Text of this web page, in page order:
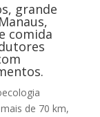
grande
comida
de 70 km,